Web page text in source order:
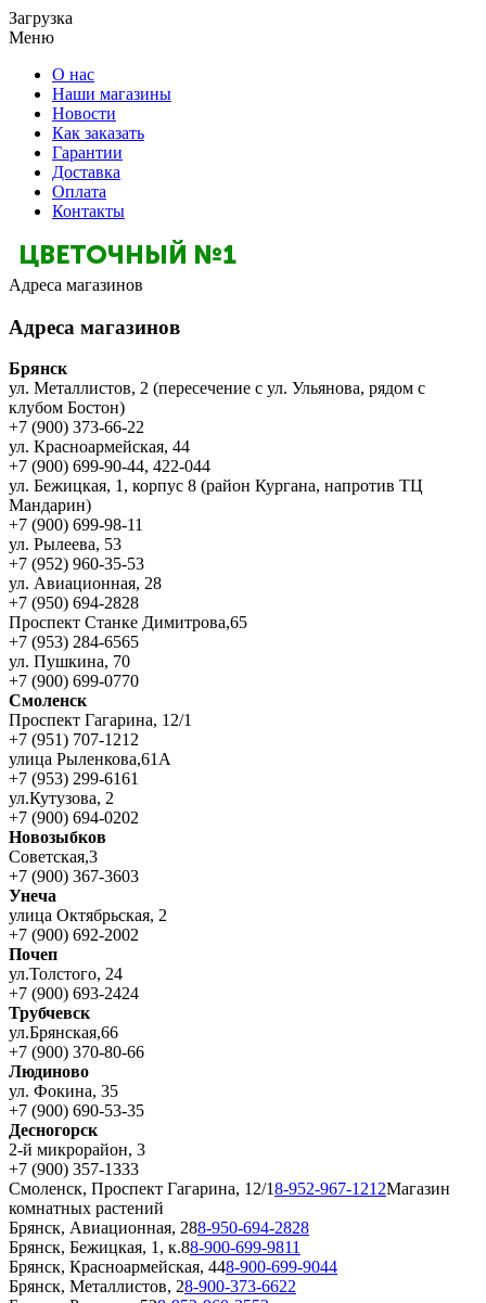
Загрузка
Меню
О нас
Наши магазины
Новости
Как заказать
Гарантии
Доставка
Оплата
Контакты
Адреса магазинов
Адреса магазинов
Брянск
ул. Металлистов, 2 (пересечение с ул. Ульянова, рядом с
клубом Бостон)
+7 (900) 373-66-22
ул. Красноармейская, 44
+7 (900) 699-90-44, 422-044
ул. Бежицкая, 1, корпус 8 (район Кургана, напротив ТЦ
Мандарин)
+7 (900) 699-98-11
ул. Рылеева, 53
+7 (952) 960-35-53
ул. Авиационная, 28
+7 (950) 694-2828
Проспект Станке Димитрова,65
+7 (953) 284-6565
ул. Пушкина, 70
+7 (900) 699-0770
Смоленск
Проспект Гагарина, 12/1
+7 (951) 707-1212
улица Рыленкова,61А
+7 (953) 299-6161
ул.Кутузова, 2
+7 (900) 694-0202
Новозыбков
Советская,3
+7 (900) 367-3603
Унеча
улица Октябрьская, 2
+7 (900) 692-2002
Почеп
ул.Толстого, 24
+7 (900) 693-2424
Трубчевск
ул.Брянская,66
+7 (900) 370-80-66
Людиново
ул. Фокина, 35
+7 (900) 690-53-35
Десногорск
2-й микрорайон, 3
+7 (900) 357-1333
Смоленск, Проспект Гагарина, 12/18-952-967-1212Магазин
комнатных растений
Брянск, Авиационная, 288-950-694-2828
Брянск, Бежицкая, 1, к.88-900-699-9811
Брянск, Красноармейская, 448-900-699-9044
Брянск, Металлистов, 28-900-373-6622